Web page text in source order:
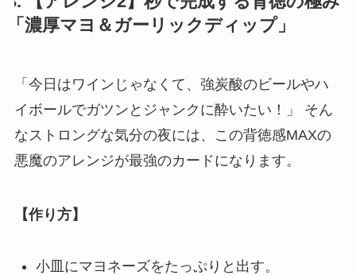
「濃厚マヨ＆ガーリックディップ」
「今日はワインじゃなくて、強炭酸のビールやハ
イボールでガツンとジャンクに酔いたい！」 そん
なストロングな気分の夜には、この背徳感MAXの
悪魔のアレンジが最強のカードになります。
【作り方】
小皿にマヨネーズをたっぷりと出す。